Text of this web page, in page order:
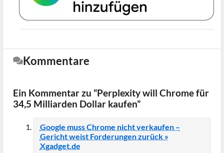
Kommentare
Ein Kommentar zu “Perplexity will Chrome für
34,5 Milliarden Dollar kaufen”
Google muss Chrome nicht verkaufen –
Gericht weist Forderungen zurück »
Xgadget.de